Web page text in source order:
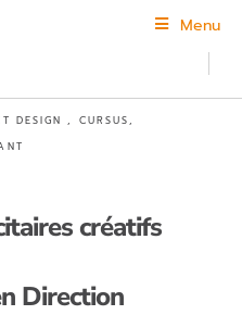
Menu
DESIGN , CURSUS,
créatifs
Direction